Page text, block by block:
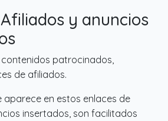
y anuncios
patrocinados,
de afiliados.
aparece en estos enlaces de
insertados, son facilitados